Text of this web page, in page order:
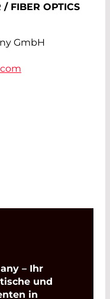
/ FIBER OPTICS
GmbH
– Ihr
und
in